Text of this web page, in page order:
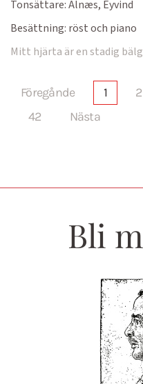
Tonsättare:Alnæs, Eyvind
Besättning: röst och piano
Mitt hjärta är en stadig bälg
Föregånde 1 2
42
Nästa
Bli